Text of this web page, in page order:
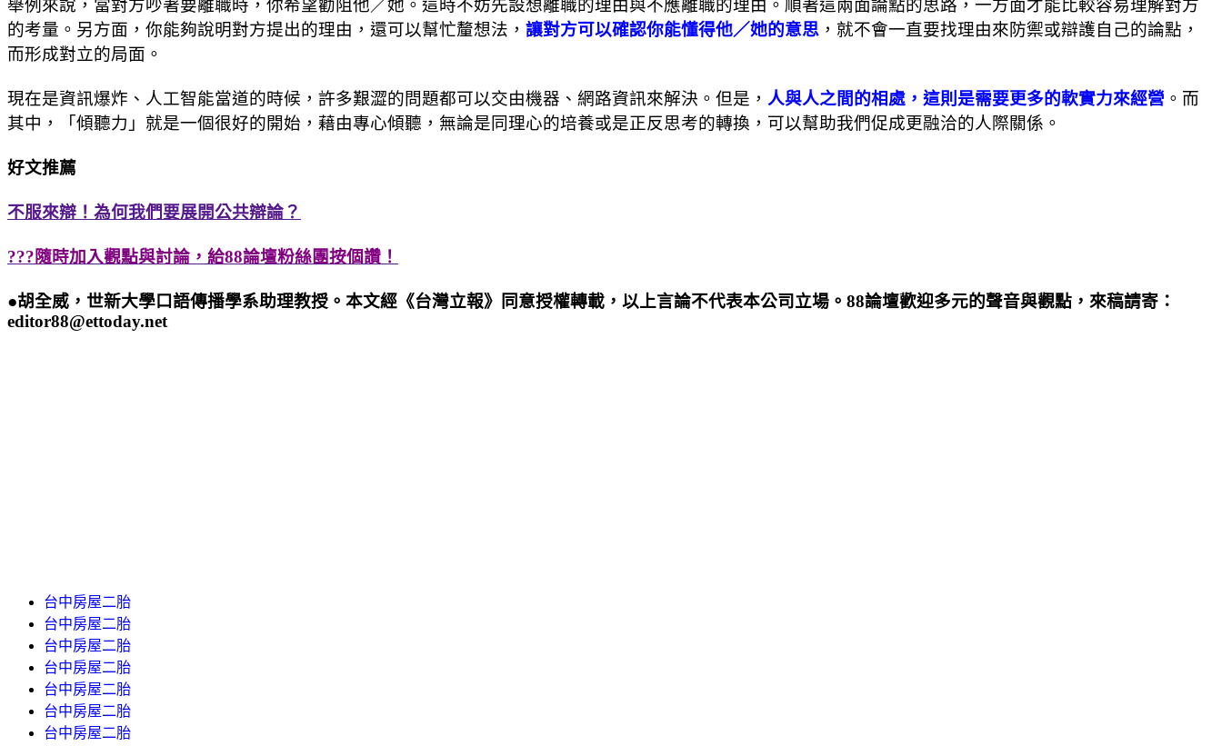
舉例來說，當對方吵著要離職時，你希望勸阻他／她。這時不妨先設想離職的理由與不應離職的理由。順著這兩面論點的思路，一方面才能比較容易理解對方
的考量。另方面，你能夠說明對方提出的理由，還可以幫忙釐想法， 讓對方可以確認你能懂得他／她的意思 ，就不會一直要找理由來防禦或辯護自己的論點，
而形成對立的局面。
現在是資訊爆炸、人工智能當道的時候，許多艱澀的問題都可以交由機器、網路資訊來解決。但是， 人與人之間的相處，這則是需要更多的軟實力來經營 。而
其中，「傾聽力」就是一個很好的開始，藉由專心傾聽，無論是同理心的培養或是正反思考的轉換，可以幫助我們促成更融洽的人際關係。
好文推薦
不服來辯！為何我們要展開公共辯論？
???隨時加入觀點與討論，給88論壇粉絲團按個讚！
●胡全威，世新大學口語傳播學系助理教授。本文經《台灣立報》同意授權轉載，以上言論不代表本公司立場。88論壇歡迎多元的聲音與觀點，來稿請寄：
editor88@ettoday.net
台中房屋二胎
台中房屋二胎
台中房屋二胎
台中房屋二胎
台中房屋二胎
台中房屋二胎
台中房屋二胎